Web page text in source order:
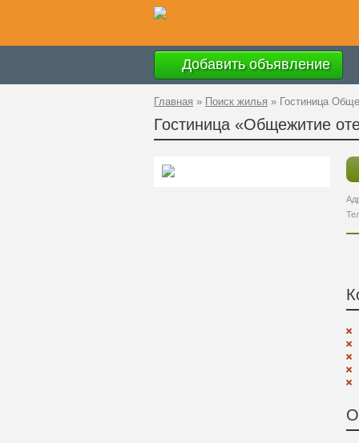
Добавить объявление
Главная » Поиск жилья » Гостиница
Гостиница «Общежитие